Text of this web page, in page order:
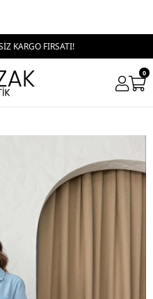
KARGO FIRSATI!
0